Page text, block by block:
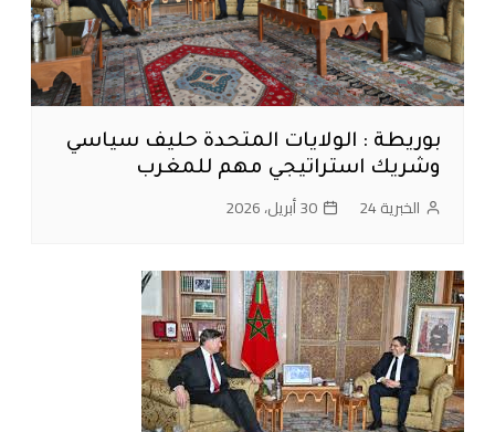
بوريطة : الولايات المتحدة حليف سياسي
وشريك استراتيجي مهم للمغرب
الخبرية 24 30 أبريل، 2026